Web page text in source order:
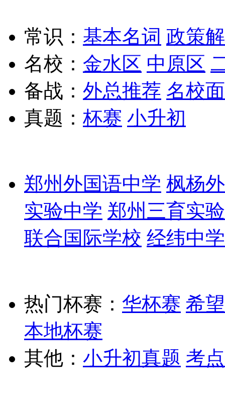
常识： 基本名词 政策
名校： 金水区 中原区
备战： 外总推荐 名校
真题： 杯赛 小升初
郑州外国语中学 枫杨
实验中学 郑州三育实
联合国际学校 经纬中学
热门杯赛： 华杯赛 希
本地杯赛
其他： 小升初真题 考